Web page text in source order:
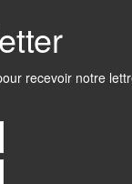
recevoir notre